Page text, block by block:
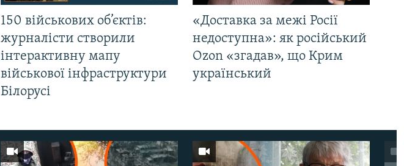
150 військових об’єктів:
журналісти створили
інтерактивну мапу
військової інфраструктури
Білорусі
«Доставка за межі Росії
недоступна»: як російський
Ozon «згадав», що Крим
український